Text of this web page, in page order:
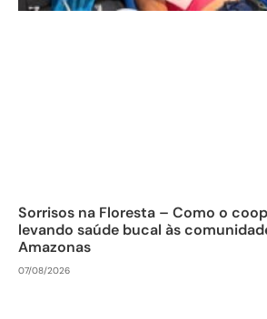
Sorrisos na Floresta – Como o
levando saúde bucal às
Amazonas
07/08/2026